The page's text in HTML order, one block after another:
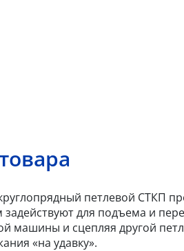
петлевой СТКП
для подъема и
машины и сцепляя другой
«на удавку».